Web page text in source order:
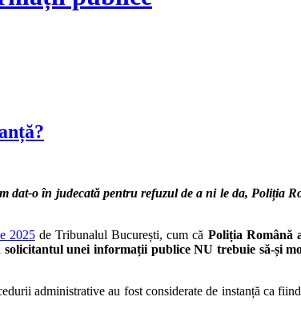
o în judecată pentru refuzul de a ni le da, Poliția
2025de Tribunalul București, cum că Poliția Română
solicitantul unei informații publice NU trebuie să-și
administrative au fost considerate de instanță ca